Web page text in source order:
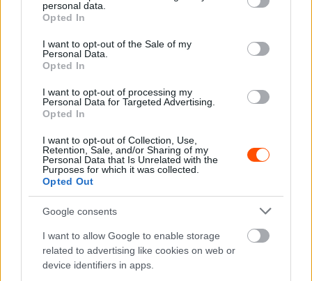
grant or deny consent to Google and its third-party tags to
use your data for below specified purposes in below Google
consent section.
personal data.
Opted In
I want to opt-out of the Sale of my
Personal Data.
Opted In
I want to opt-out of processing my
Personal Data for Targeted Advertising.
Opted In
I want to opt-out of Collection, Use,
Retention, Sale, and/or Sharing of my
Personal Data that Is Unrelated with the
Purposes for which it was collected.
Opted Out
Google consents
I want to allow Google to enable storage
related to advertising like cookies on web or
device identifiers in apps.
A Baracsi Zsolt – Sóvágó Ádám párost megint utolérte a
balszerencse, pedig nagyon jól kezdődött a versenyük.
szakaszon összehoztak egy abszolút negyedik helyezést,
amit másnap szerettek volna megtartani. Sajnos a
vasárnapi első szakaszon felforrt a vizük, ami miatt ki
kellett állniuk a versenyből. Nagyon sajnálom, a
srácoknak akár esélyük is lehetett volna a verseny
megnyerésére is. Az egyik szemünk sír, de a másik nevet,
hiszen a Buris István – Bottyán János duó harmadik
autóztak a második helyhez, de az erősebb Gti Suzuki
ellen nem bírtak. Tökéletes az eredmény így is, főleg úgy,